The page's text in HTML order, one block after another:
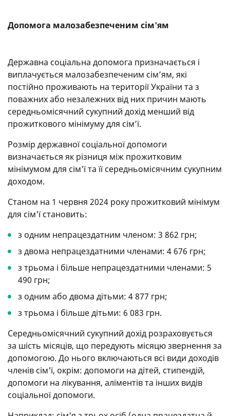
Допомога малозабезпеченим сім'ям
Державна соціальна допомога призначається і
виплачується малозабезпеченим сім’ям, які
постійно проживають на території України та з
поважних або незалежних від них причин мають
середньомісячний сукупний дохід менший від
прожиткового мінімуму для сім’ї.
Розмір державної соціальної допомоги
визначається як різниця між прожитковим
мінімумом для сім'ї та її середньомісячним сукупним
доходом.
Станом на 1 червня 2024 року прожитковий мінімум
для сім'ї становить:
з одним непрацездатним членом: 3 862 грн;
з двома непрацездатними членами: 4 676 грн;
з трьома і більше непрацездатними членами: 5
490 грн;
з одним або двома дітьми: 4 877 грн;
з трьома і більше дітьми: 6 083 грн.
Середньомісячний сукупний дохід розраховується
за шість місяців, що передують місяцю звернення за
допомогою. До нього включаються всі види доходів
членів сім'ї, окрім: допомоги на дітей, стипендій,
допомоги на лікування, аліментів та інших видів
соціальної допомоги.